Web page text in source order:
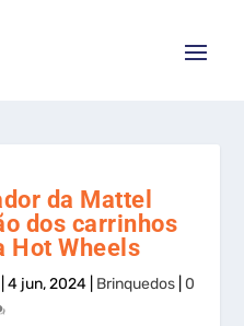
da Mattel
dos carrinhos
Hot Wheels
4 jun, 2024 Brinquedos 0